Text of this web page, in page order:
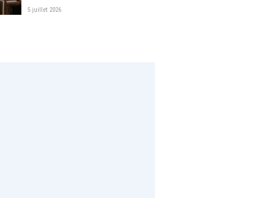
"prochainement"
5 juillet 2026